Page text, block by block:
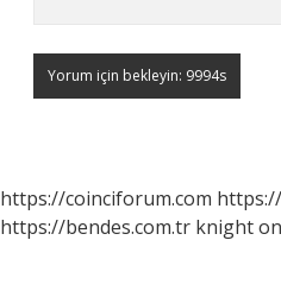
https://coinciforum.com
https://bendes.com.tr knight